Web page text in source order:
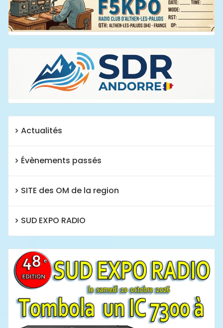
Actualités
Évènements passés
SITE des OM de la region
SUD EXPO RADIO